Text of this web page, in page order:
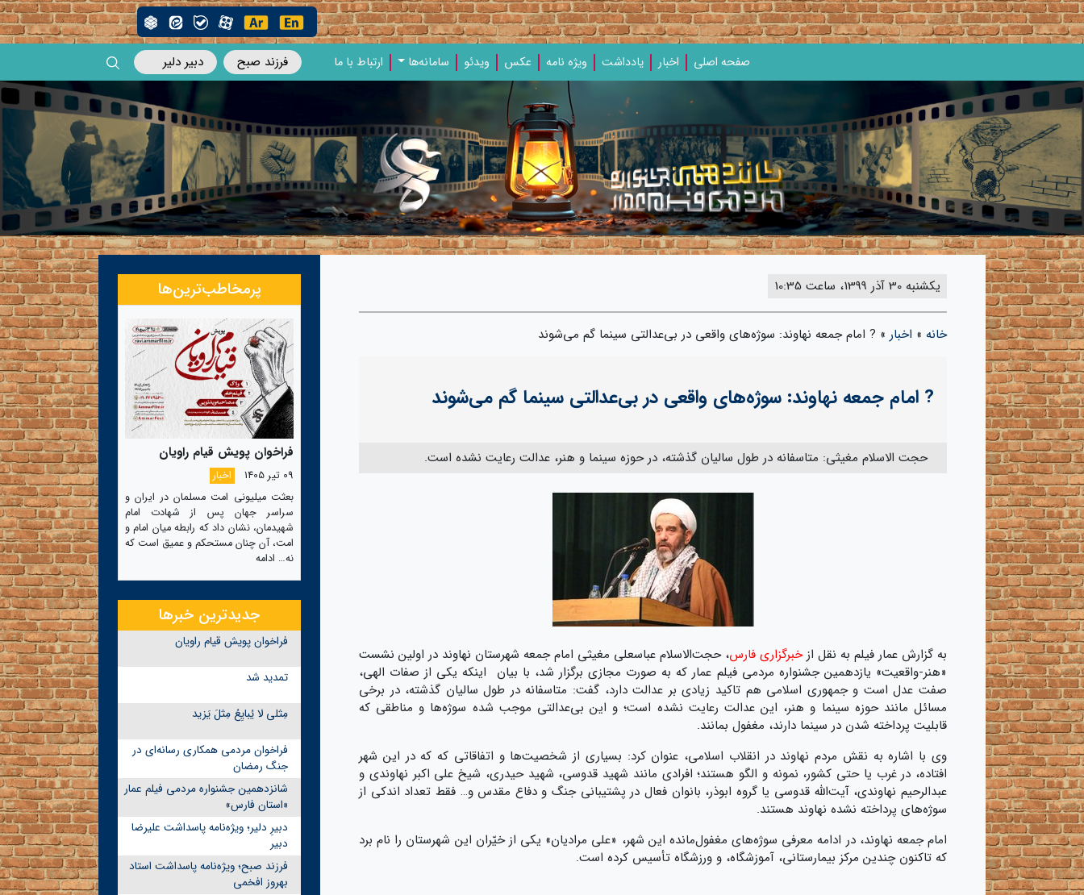
فرزند صبح دبیر دلیر صفحه اصلی اخبار یادداشت‌ ویژه‌ نامه‌ عکس ویدئو سامانه‌ها ارتباط با ما
یکشنبه 30 آذر 1399، ساعت 10:35
خانه » اخبار » ? امام جمعه نهاوند: سوژه‌های واقعی در بی‌عدالتی سینما گم می‌شوند
? امام جمعه نهاوند: سوژه‌های واقعی در بی‌عدالتی سینما گم می‌شوند
حجت الاسلام مغیثی: متاسفانه در طول سالیان گذشته، در حوزه‌ سینما و هنر، عدالت رعایت نشده است.
به گزارش عمار فیلم به نقل ازخبرگزاری فارس، حجت‌الاسلام عباسعلی مغیثی امام جمعه شهرستان نهاوند در اولین نشست
«هنر-واقعیت» یازدهمین جشنواره مردمی فیلم عمار که به صورت مجازی برگزار شد، با بیان اینکه یکی از صفات الهی،
صفت عدل است و جمهوری اسلامی هم تاکید زیادی بر عدالت دارد، گفت: متاسفانه در طول سالیان گذشته، در برخی
مسائل مانند حوزه‌ سینما و هنر، این عدالت رعایت نشده است؛ و این بی‌عدالتی موجب شده سوژه‌ها و مناطقی که
قابلیت پرداخته شدن در سینما دارند، مغفول بمانند.
وی با اشاره به نقش مردم نهاوند در انقلاب اسلامی، عنوان کرد: بسیاری از شخصیت‌ها و اتفاقاتی که که در این شهر
افتاده، در غرب یا حتی کشور، نمونه و الگو هستند؛ افرادی مانند شهید قدوسی، شهید حیدری، شیخ علی اکبر نهاوندی و
عبدالرحیم نهاوندی، آیت‎‌الله قدوسی یا گروه ابوذر، بانوان فعال در پشتیبانی جنگ و دفاع مقدس و… فقط تعداد اندکی از
سوژه‌های پرداخته نشده نهاوند هستند.
امام جمعه نهاوند، در ادامه معرفی سوژه‌های مغفول‌مانده این شهر، «علی مرادیان» یکی از خیّران این شهرستان را نام برد
که تاکنون چندین مرکز بیمارستانی، آموزشگاه، و ورزشگاه تأسیس کرده است.
پرمخاطب‌ترین‌ها
فراخوان پویش قیام راویان
09 تیر 1405
اخبار
بعثت میلیونی امت مسلمان در ایران و
سراسر جهان پس از شهادت امام
شهیدمان، نشان داد که رابطه میان امام و
امت، آن چنان مستحکم و عمیق است که
نه… ادامه
جدیدترین خبرها
فراخوان پویش قیام راویان
تمدید شد
مِثلی لا یُبایِعُ مِثلَ یَزید
فراخوان مردمی همکاری رسانه‌ای در
جنگ رمضان
شانزدهمین جشنواره مردمی فیلم عمار
«استان فارس»
دبیرِ دلیر؛ ویژه‌نامه پاسداشت علیرضا
دبیر
فرزند صبح؛ ویژه‌نامه پاسداشت استاد
بهروز افخمی